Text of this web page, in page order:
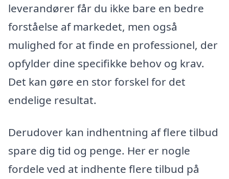
leverandører får du ikke bare en bedre
forståelse af markedet, men også
mulighed for at finde en professionel, der
opfylder dine specifikke behov og krav.
Det kan gøre en stor forskel for det
endelige resultat.
Derudover kan indhentning af flere tilbud
spare dig tid og penge. Her er nogle
fordele ved at indhente flere tilbud på